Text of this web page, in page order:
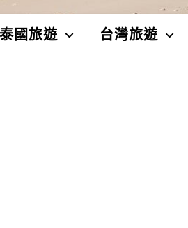
泰國旅遊 台灣旅遊